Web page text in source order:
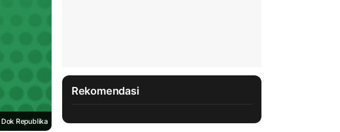
Dok Republika
Rekomendasi